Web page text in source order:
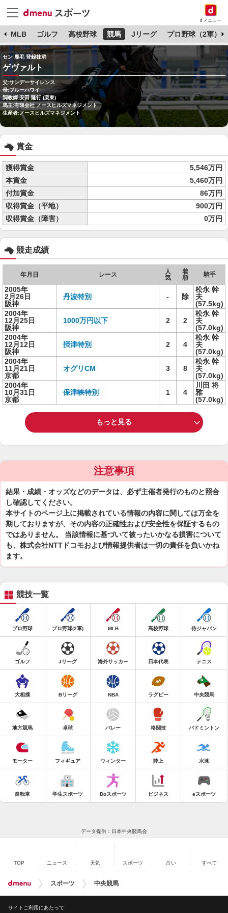
dメニュー
MLB ゴルフ 高校野球 競馬 Jリーグ プロ野球（2軍）
セン 鹿毛 登録抹消
ゲヴァルト
父:サンデーサイレンス
母:ブルーハワイ
調教師:安田 隆行 (栗東)
馬主:有限会社 ノースヒルズマネジメント
生産者:ノースヒルズマネジメント
賞金
獲得賞金
5,546万円
本賞金
5,460万円
付加賞金
86万円
収得賞金（平地）
900万円
収得賞金（障害）
0万円
競走成績
年月日 レース
人
気
着
順
騎手
2005年
2月26日
阪神
丹波特別 - 除
松永 幹
夫
(57.5kg)
2004年
12月25日
阪神
1000万円以下 2 2
松永 幹
夫
(57.0kg)
2004年
12月12日
阪神
摂津特別 2 4
松永 幹
夫
(57.0kg)
2004年
11月21日
京都
オグリCM 3 8
松永 幹
夫
(57.0kg)
2004年
10月31日
京都
保津峡特別 1 4
川田 将
雅
(57.0kg)
もっと見る
注意事項
結果・成績・オッズなどのデータは、必ず主催者発行のものと照合
し確認してください。
本サイトのページ上に掲載されている情報の内容に関しては万全を
期しておりますが、その内容の正確性および安全性を保証するもの
ではありません。 当該情報に基づいて被ったいかなる損害について
も、株式会社NTTドコモおよび情報提供者は一切の責任を負いかね
ます。
競技一覧
プロ野球 プロ野球(2軍) MLB 高校野球 侍ジャパン
ゴルフ Jリーグ 海外サッカー 日本代表 テニス
大相撲 Bリーグ NBA ラグビー 中央競馬
地方競馬 卓球 バレー 格闘技 バドミントン
モーター フィギュア ウィンター 陸上 水泳
自転車 学生スポーツ Doスポーツ ビジネス eスポーツ
データ提供：日本中央競馬会
TOP ニュース 天気 スポーツ 占い すべて
スポーツ 中央競馬
サイトご利用にあたって